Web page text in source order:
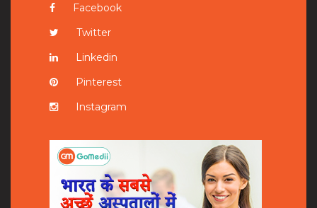
Facebook
Twitter
Linkedin
Pinterest
Instagram